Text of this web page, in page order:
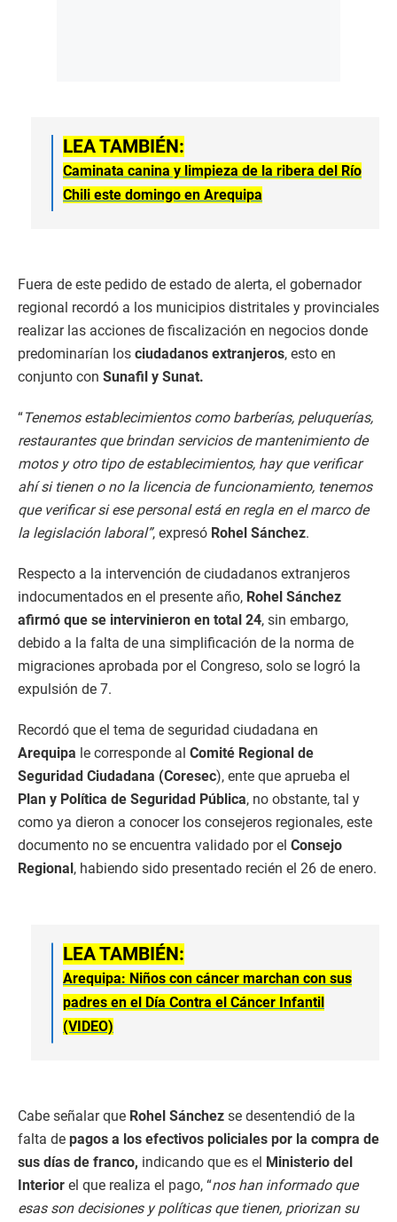
LEA TAMBIÉN:
Caminata canina y limpieza de la ribera del Río
Chili este domingo en Arequipa
Fuera de este pedido de estado de alerta, el gobernador
regional recordó a los municipios distritales y provinciales
realizar las acciones de fiscalización en negocios donde
predominarían los ciudadanos extranjeros, esto en
conjunto con Sunafil y Sunat.
“Tenemos establecimientos como barberías, peluquerías,
restaurantes que brindan servicios de mantenimiento de
motos y otro tipo de establecimientos, hay que verificar
ahí si tienen o no la licencia de funcionamiento, tenemos
que verificar si ese personal está en regla en el marco de
la legislación laboral”, expresó Rohel Sánchez.
Respecto a la intervención de ciudadanos extranjeros
indocumentados en el presente año, Rohel Sánchez
afirmó que se intervinieron en total 24, sin embargo,
debido a la falta de una simplificación de la norma de
migraciones aprobada por el Congreso, solo se logró la
expulsión de 7.
Recordó que el tema de seguridad ciudadana en
Arequipa le corresponde al Comité Regional de
Seguridad Ciudadana (Coresec), ente que aprueba el
Plan y Política de Seguridad Pública, no obstante, tal y
como ya dieron a conocer los consejeros regionales, este
documento no se encuentra validado por el Consejo
Regional, habiendo sido presentado recién el 26 de enero.
LEA TAMBIÉN:
Arequipa: Niños con cáncer marchan con sus
padres en el Día Contra el Cáncer Infantil
(VIDEO)
Cabe señalar que Rohel Sánchez se desentendió de la
falta de pagos a los efectivos policiales por la compra de
sus días de franco, indicando que es el Ministerio del
Interior el que realiza el pago, “nos han informado que
esas son decisiones y políticas que tienen, priorizan su